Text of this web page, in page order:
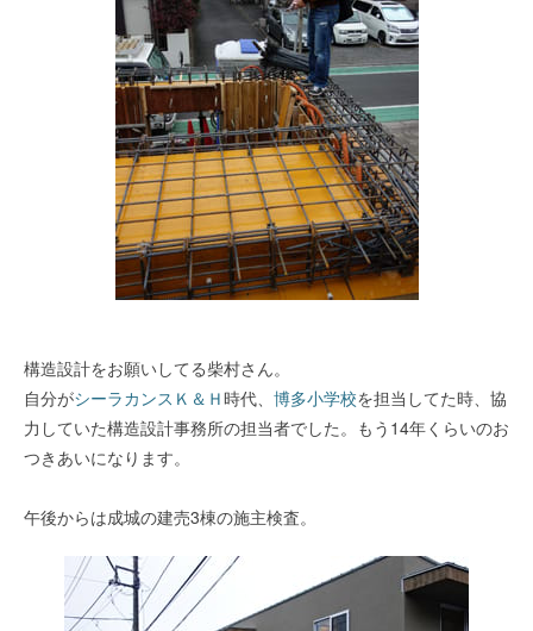
構造設計をお願いしてる柴村さん。
自分がシーラカンスＫ＆Ｈ時代、 博多小学校を担当してた時、協
力していた構造設計事務所の担当者でした。もう14年くらいのお
つきあいになります。
午後からは成城の建売3棟の施主検査。